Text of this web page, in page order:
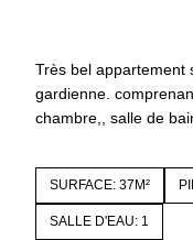
Très bel appartement
gardienne.
chambre,, salle de
SURFACE: 37M²
SALLE D'EAU: 1